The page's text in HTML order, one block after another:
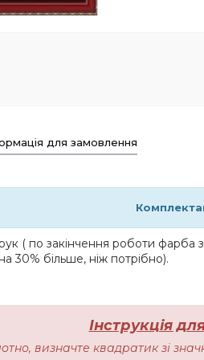
для замовлення
( по закінчення роботи фарба
30% більше, ніж потрібно).
Інструкція
визначте квадратик зі